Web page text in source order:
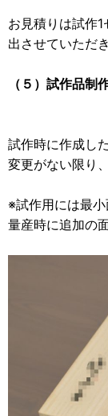
お見積りは試作
出させていただ
（５）試作品制
試作時に作成し
変更がない限り
※試作用には最
量産時に追加の